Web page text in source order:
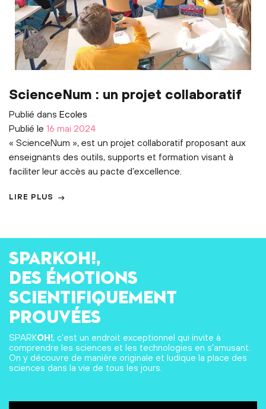
ScienceNum : un projet collaboratif
Publié dans Ecoles
Publié le 16 mai 2024
« ScienceNum », est un projet collaboratif proposant aux
enseignants des outils, supports et formation visant à
faciliter leur accès au pacte d’excellence.
LIRE PLUS
SPARKOH!,
des émotions
scientifiquement
prouvées
SPARKOH!, c'est un endroit exceptionnel qui invite à
comprendre les sciences et les technologies en s'amusant.
On y découvre de manière originale et ludique la place des
sciences dans la vie de tous les jours.